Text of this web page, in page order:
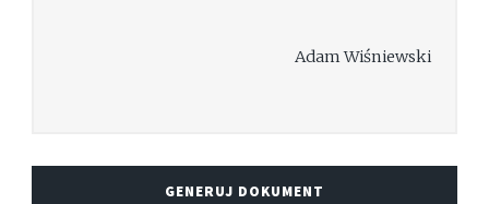
Adam Wiśniewski
GENERUJ DOKUMENT